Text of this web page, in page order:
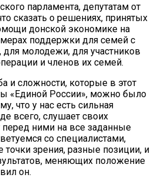
парламента, депутатам от
сказать о решениях, принятых
донской экономике на
поддержки для семей с
молодежи, для участников
и членов их семей.
и сложности, которые в этот
«Единой России», можно было
что у нас есть сильная
всего, слушает своих
перед ними на все заданные
со специалистами,
зрения, разные позиции, и
меняющих положение
он.